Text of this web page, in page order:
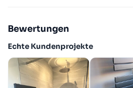
Bewertungen
Echte Kundenprojekte